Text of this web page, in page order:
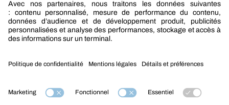
NOTRE OFFRE
Entre vous et nous
Nous contacter
Mention légales